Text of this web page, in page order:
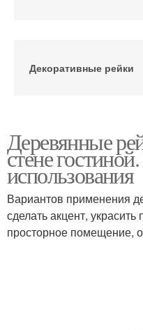
Декоративные рейки
дизайне
Дерева на стенах
Деревянные
стене
использования
Вариантов применения
сделать акцент, украсить
просторное помещение,